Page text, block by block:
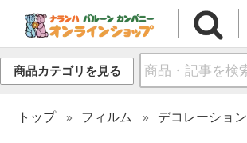
商品カテゴリを見る
トップ フィルム デコレーション